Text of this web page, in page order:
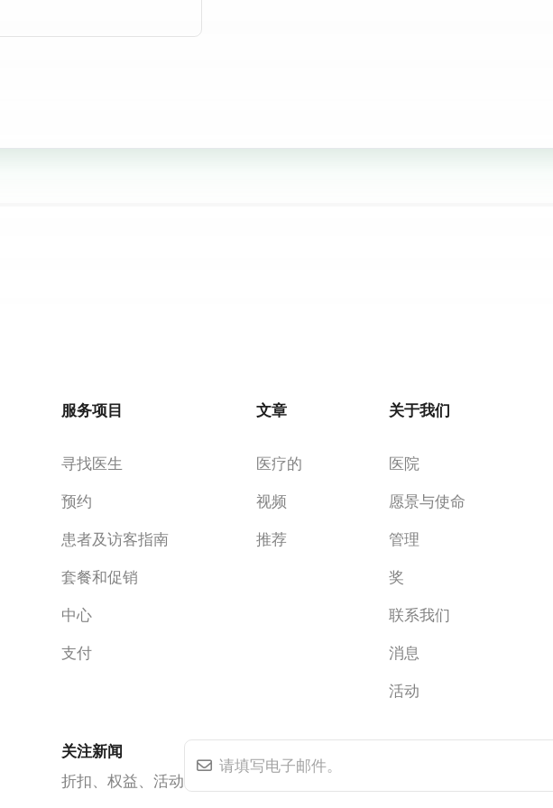
服务项目
寻找医生
预约
患者及访客指南
套餐和促销
中心
支付
文章
医疗的
视频
推荐
关于我们
医院
愿景与使命
管理
奖
联系我们
消息
活动
关注新闻
折扣、权益、活动